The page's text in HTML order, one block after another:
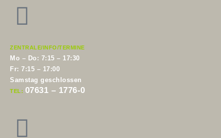
ZENTRALE/INFO/TERMINE
Mo – Do: 7:15 – 17:30
Fr: 7:15 – 17:00
Samstag geschlossen
TEL: 07631 – 1776-0